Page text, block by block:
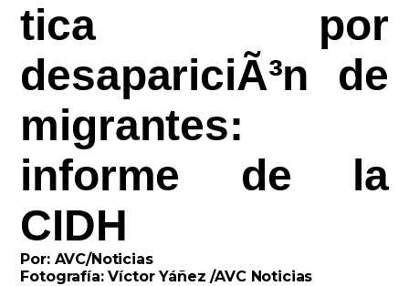
tica por
desapariciÃ³n de
migrantes:
informe de la
CIDH
Por: AVC/Noticias
Fotografía: Víctor Yáñez /AVC Noticias